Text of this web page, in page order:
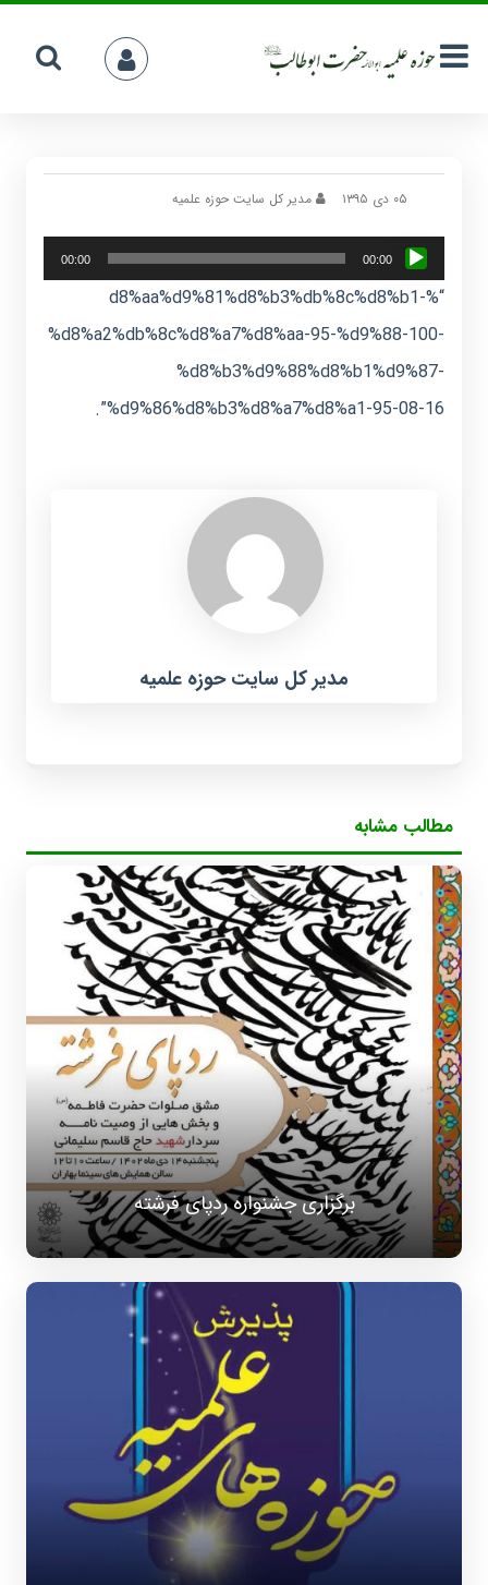
مدیر کل سایت حوزه علمیه
پخش‌کننده
صوت
00:00
00:00
“%d8%aa%d9%81%d8%b3%db%8c%d8%b1-
%d8%a2%db%8c%d8%a7%d8%aa-95-%d9%88-100-
%d8%b3%d9%88%d8%b1%d9%87-
%d9%86%d8%b3%d8%a7%d8%a1-95-08-16”.
مدیر کل سایت حوزه علمیه
مطالب مشابه
برگزاری جشنواره ردپای فرشته